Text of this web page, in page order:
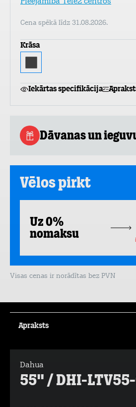
Cena spēkā līdz 31.08.2026.
Krāsa
Iekārtas specifikācija
Dāvanas un
Vēlos pirkt
Uz 0%
nomaksu
Visas cenas ir norādītas bez PVN
Apraksts
Dahua
55" / DHI-